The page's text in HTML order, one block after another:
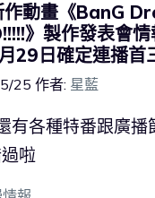
作動畫《BanG
》製作發表會
29日確定連播首
25 作者: 星藍
有各種特番跟廣播
啦